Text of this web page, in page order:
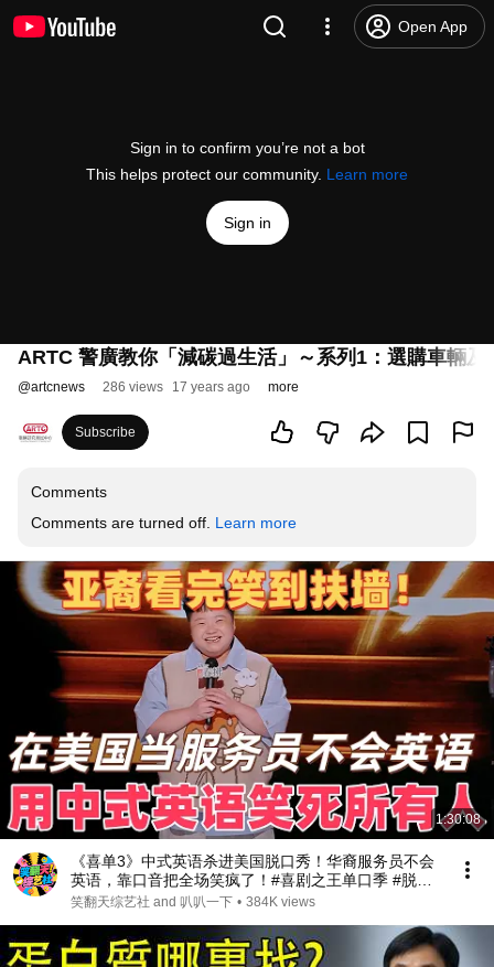
Open App
Sign in to confirm you’re not a bot
This helps protect our community. Learn more
Sign in
ARTC 警廣教你「減碳過生活」～系列1：選購車輛及
@artcnews 286 views 17 years ago more
Subscribe
Comments
Comments are turned off. Learn more
1:30:08
《喜单3》中式英语杀进美国脱口秀！华裔服务员不会
英语，靠口音把全场笑疯了！#喜剧之王单口季 #脱口
秀 #搞笑 #喜剧 #funny #综艺
笑翻天综艺社 and 叭叭一下 • 384K views